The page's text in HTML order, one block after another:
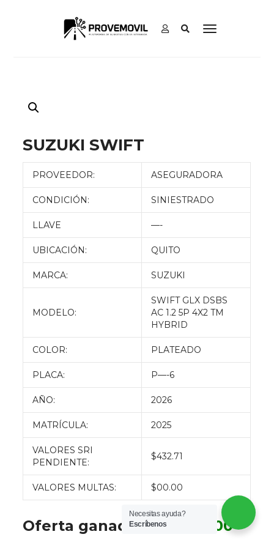
SUZUKI SWIFT
PROVEEDOR: ASEGURADORA
CONDICIÓN: SINIESTRADO
LLAVE —-
UBICACIÓN: QUITO
MARCA: SUZUKI
MODELO:
SWIFT GLX DSBS
AC 1.2 5P 4X2 TM
HYBRID
COLOR: PLATEADO
PLACA: P—-6
AÑO: 2026
MATRÍCULA: 2025
VALORES SRI
PENDIENTE:
$432.71
VALORES MULTAS: $00.00
Oferta ganadora: $ 7500.00
Necesitas ayuda?
Escríbenos